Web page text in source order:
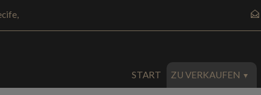
START ZU VERKAUFEN